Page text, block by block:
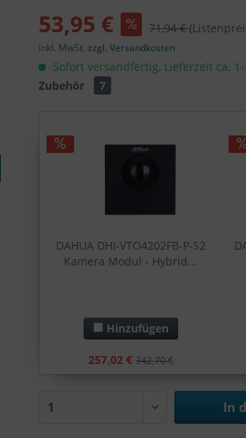
53,95 € 71,94 €
inkl. MwSt.zzgl. Versandkosten
Sofort versandfertig, Lieferzeit ca.
Zubehör
7
DAHUA DHI-VTO4202FB-P-S2
Kamera Modul - Hybrid...
Hinzufügen
257,02 € 342,70 €
In